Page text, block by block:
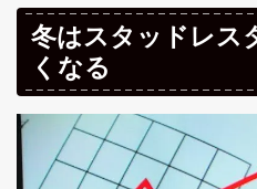
冬はスタッドレス
くなる